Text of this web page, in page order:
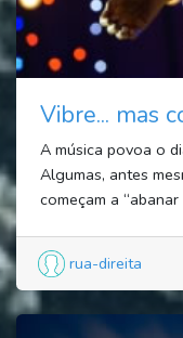
Vibre... mas
A música povoa o
Algumas, antes
começam a
rua-direita